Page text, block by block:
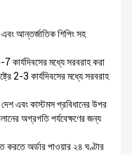
আন্তর্জাতিক শিপিং সহ
7 কার্যদিবসের মধ্যে সরবরাহ করা
2-3 কার্যদিবসের মধ্যে সরবরাহ
এবং কাস্টমস প্রবিধানের উপর
অগ্রগতি পর্যবেক্ষণের জন্য
করতে অর্ডার পাওয়ার ২৪ ঘণ্টার